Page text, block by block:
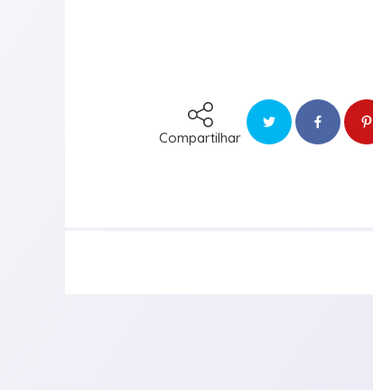
Compartilhar